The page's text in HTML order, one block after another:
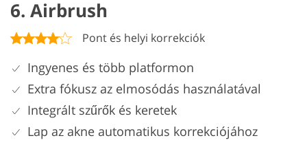
6. Airbrush
Pont és helyi korrekciók
Ingyenes és több platformon
Extra fókusz az elmosódás használatával
Integrált szűrők és keretek
Lap az akne automatikus korrekciójához